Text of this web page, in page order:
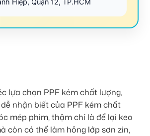
Hiệp, Quận 12, TP.HCM
lựa chọn PPF kém chất lượng,
nhận biết của PPF kém chất
mép phim, thậm chí là để lại keo
còn có thể làm hỏng lớp sơn zin,